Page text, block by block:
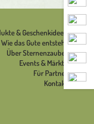
& Geschenkideen
Wie das Gute entsteht
Über Sternenzauber
Events & Märkte
Für Partner
Kontakt